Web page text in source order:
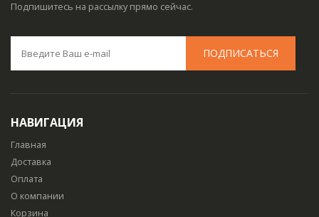
Подпишитесь на рассылку прямо сейчас.
НАВИГАЦИЯ
Главная
Доставка
Оплата
О компании
Корзина